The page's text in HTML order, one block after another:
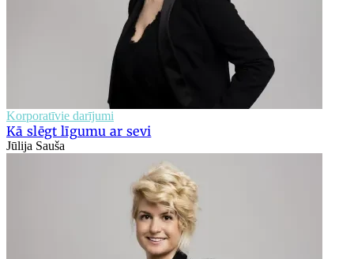
Korporatīvie darījumi
Kā slēgt līgumu ar sevi
Jūlija Sauša